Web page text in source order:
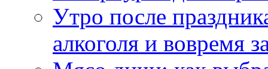
Утро после
алкоголя и вовремя